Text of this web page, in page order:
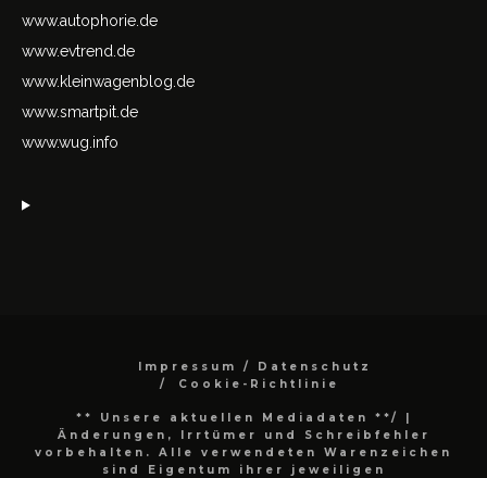
www.autophorie.de
www.evtrend.de
www.kleinwagenblog.de
www.smartpit.de
www.wug.info
Impressum / Datenschutz
Cookie-Richtlinie
** Unsere aktuellen Mediadaten **/
|
Änderungen, Irrtümer und Schreibfehler
vorbehalten. Alle verwendeten Warenzeichen
sind Eigentum ihrer jeweiligen